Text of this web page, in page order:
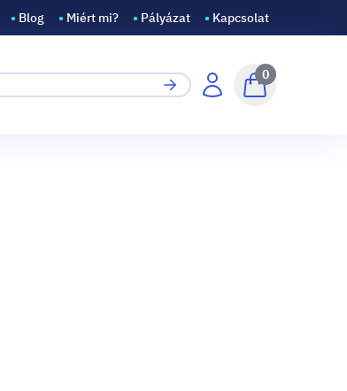
• Blog • Miért mi? • Pályázat • Kapcsolat
0